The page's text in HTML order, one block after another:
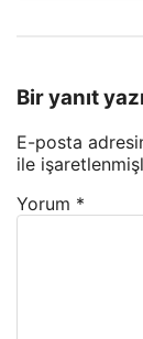
Bir yanıt
E-posta
ile
Yorum *